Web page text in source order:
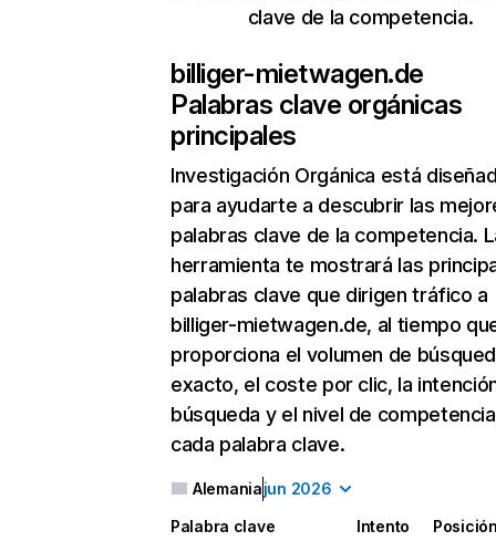
clave de la competencia.
billiger-mietwagen.de
Palabras clave orgánicas
principales
Investigación Orgánica está
para ayudarte a descubrir las
palabras clave de la competencia.
herramienta te mostrará las
palabras clave que dirigen tráfico a
billiger-mietwagen.de, al tiempo
proporciona el volumen de
exacto, el coste por clic, la
búsqueda y el nivel de
cada palabra clave.
Alemaniajun 2026
Palabra clave Intento